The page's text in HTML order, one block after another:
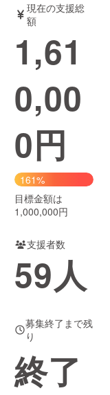
書籍・雑誌
チャレンジ
Creation
コミュニティ
現在の支援総
額
1,61
0,00
0円
161%
目標金額は
1,000,000円
支援者数
59人
募集終了まで残
り
終了